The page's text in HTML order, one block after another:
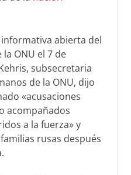
abierta del
ONU el 7 de
subsecretaria
de la ONU, dijo
«acusaciones
acompañados
a la fuerza» y
rusas después